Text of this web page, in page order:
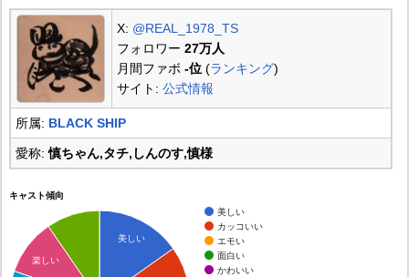
X: @REAL_1978_TS
フォロワー 27万人
月間ファボ -位(ランキング)
サイト: 公式情報
所属: BLACK SHIP
愛称:慎ちゃん,タチ,しんのす,慎様
キャスト傾向
美しい
カッコいい
エモい
面白い
かわいい
美しい
楽しい